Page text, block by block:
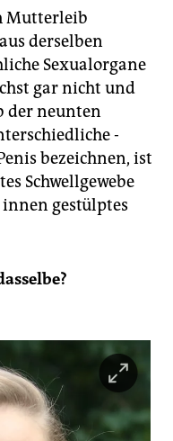
Mutterleib
derselben
Sexualorgane
gar nicht und
der neunten
bezeichnen, ist
Schwellgewebe
gestülptes